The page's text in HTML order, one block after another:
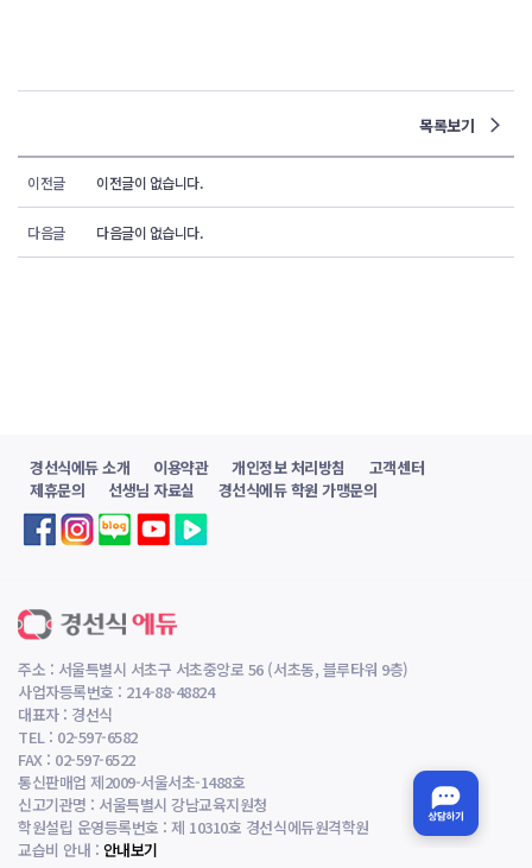
목록보기
이전글 이전글이 없습니다.
다음글 다음글이 없습니다.
경선식에듀 소개 이용약관 개인정보 처리방침
고객센터
제휴문의
선생님 자료실 경선식에듀 학원 가맹문의
주소 : 서울특별시 서초구 서초중앙로 56 (서초동, 블루타워 9층)
사업자등록번호 : 214-88-48824
대표자 : 경선식
TEL : 02-597-6582
FAX : 02-597-6522
통신판매업 제2009-서울서초-1488호
신고기관명 : 서울특별시 강남교육지원청
학원설립 운영등록번호 : 제 10310호 경선식에듀원격학원
교습비 안내 : 안내보기